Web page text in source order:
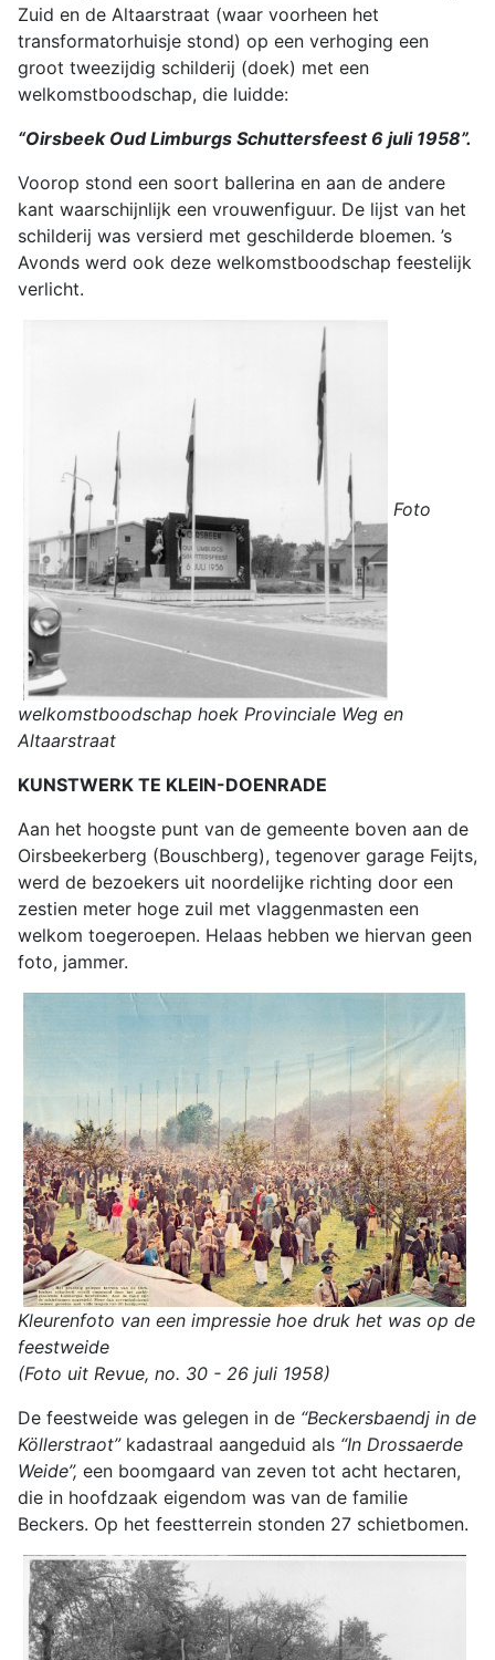
Zuid en de Altaarstraat (waar voorheen het
transformatorhuisje stond) op een verhoging een
groot tweezijdig schilderij (doek) met een
welkomstboodschap, die luidde:
“Oirsbeek Oud Limburgs Schuttersfeest 6 juli 1958”.
Voorop stond een soort ballerina en aan de andere
kant waarschijnlijk een vrouwenfiguur. De lijst van het
schilderij was versierd met geschilderde bloemen. ’s
Avonds werd ook deze welkomstboodschap feestelijk
verlicht.
Foto
welkomstboodschap hoek Provinciale Weg en
Altaarstraat
KUNSTWERK TE KLEIN-DOENRADE
Aan het hoogste punt van de gemeente boven aan de
Oirsbeekerberg (Bouschberg), tegenover garage Feijts,
werd de bezoekers uit noordelijke richting door een
zestien meter hoge zuil met vlaggenmasten een
welkom toegeroepen. Helaas hebben we hiervan geen
foto, jammer.
Kleurenfoto van een impressie hoe druk het was op de
feestweide
(Foto uit Revue, no. 30 - 26 juli 1958)
De feestweide was gelegen in de “Beckersbaendj in de
Köllerstraot”kadastraal aangeduid als “In Drossaerde
Weide”, een boomgaard van zeven tot acht hectaren,
die in hoofdzaak eigendom was van de familie
Beckers. Op het feestterrein stonden 27 schietbomen.